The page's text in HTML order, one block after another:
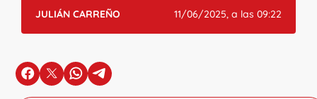
JULIÁN CARREÑO 11/06/2025, a las 09:22
en Facebook
en Xen Whatsapp
en Telegram